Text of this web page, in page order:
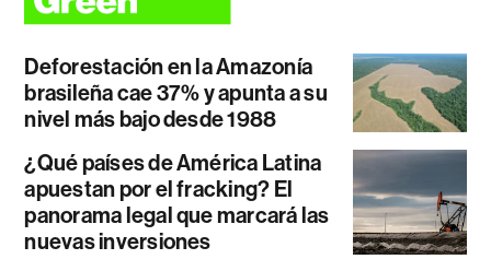
Deforestación en la Amazonía
brasileña cae 37% y apunta a su
nivel más bajo desde 1988
¿Qué países de América Latina
apuestan por el fracking? El
panorama legal que marcará las
nuevas inversiones